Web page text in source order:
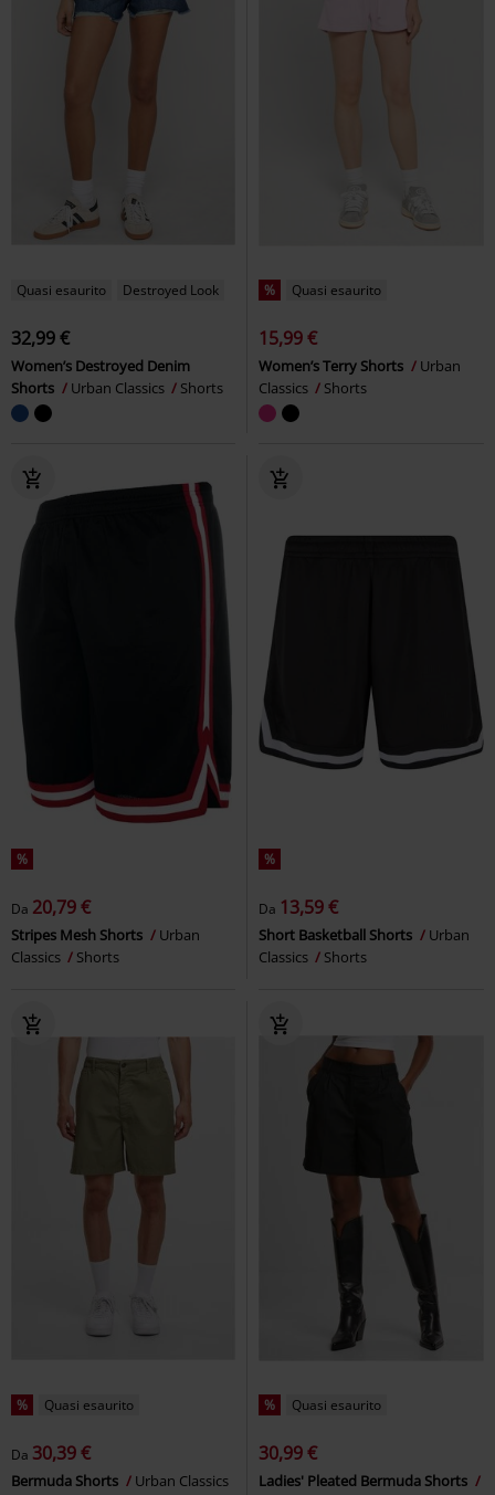
Quasi esaurito Destroyed Look
32,99 €
Women’s Destroyed Denim
Shorts
Urban Classics Shorts
% Quasi esaurito
15,99 €
Women’s Terry Shorts
Urban
Classics
Shorts
%
Da 20,79 €
Stripes Mesh Shorts
Urban
Classics
Shorts
%
Da 13,59 €
Short Basketball Shorts
Urban
Classics
Shorts
% Quasi esaurito
Da 30,39 €
Bermuda Shorts
Urban Classics
% Quasi esaurito
30,99 €
Ladies' Pleated Bermuda Shorts